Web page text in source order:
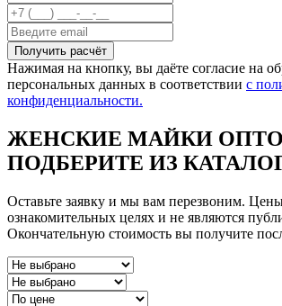
Получить расчёт
Нажимая на кнопку, вы даёте согласие на
персональных данных в соответствии с
конфиденциальности.
ЖЕНСКИЕ МАЙКИ
ПОДБЕРИТЕ ИЗ
Оставьте заявку и мы вам перезвоним.
ознакомительных целях и не являются
Окончательную стоимость вы получите